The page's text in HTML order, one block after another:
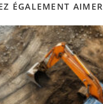
ÉGALEMENT AIMER